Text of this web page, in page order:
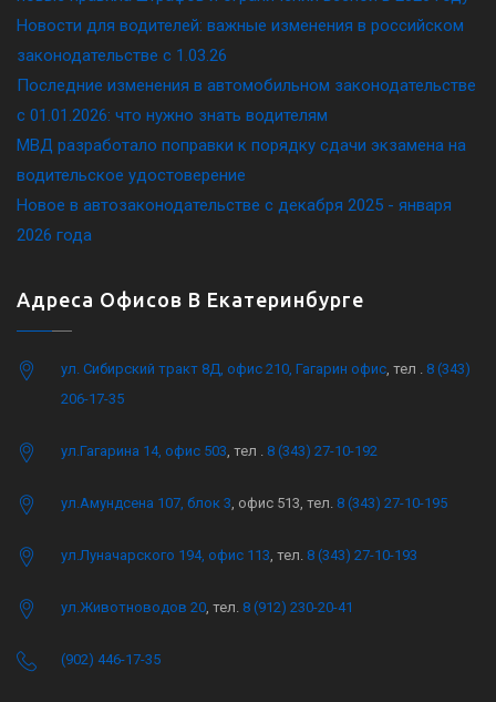
Новости для водителей: важные изменения в российском
законодательстве c 1.03.26
Последние изменения в автомобильном законодательстве
c 01.01.2026: что нужно знать водителям
МВД разработало поправки к порядку сдачи экзамена на
водительское удостоверение
Новое в автозаконодательстве с декабря 2025 - января
2026 года
Адреса Офисов В Екатеринбурге
ул. Сибирский тракт 8Д, офис 210, Гагарин офис, тел . 8 (343)
206-17-35
ул.Гагарина 14, офис 503, тел . 8 (343) 27-10-192
ул.Амундсена 107, блок 3, офис 513, тел. 8 (343) 27-10-195
ул.Луначарского 194, офис 113, тел. 8 (343) 27-10-193
ул.Животноводов 20, тел. 8 (912) 230-20-41
(902) 446-17-35